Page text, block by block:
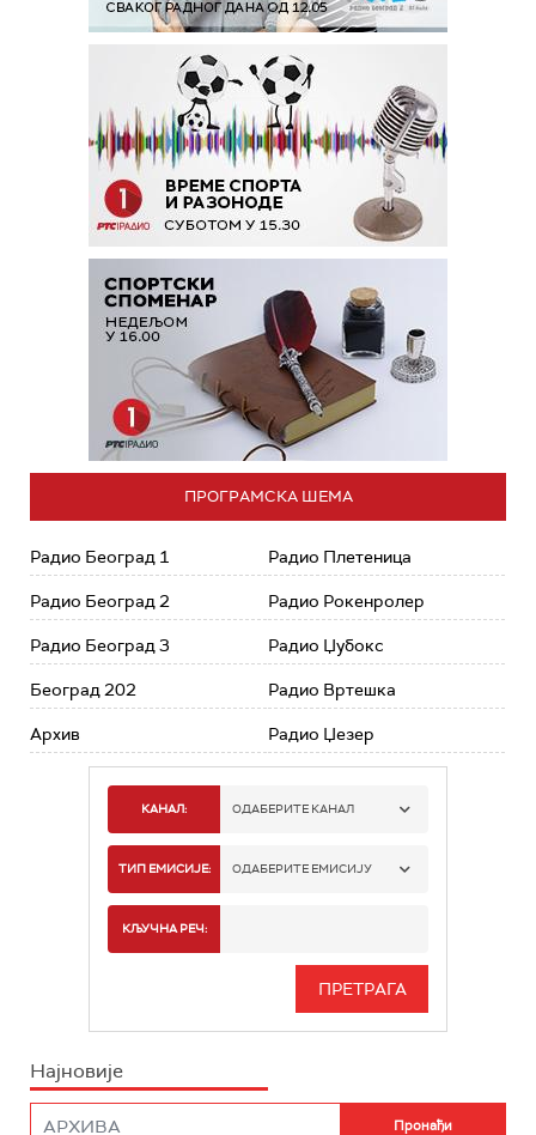
ПРОГРАМСКА ШЕМА
Радио Београд 1
Радио Београд 2
Радио Београд 3
Београд 202
Архив
Радио Плетеница
Радио Рокенролер
Радио Џубокс
Радио Вртешка
Радио Џезер
КАНАЛ: ОДАБЕРИТЕ КАНАЛ
РАДИО БЕОГРАД 1
РАДИО БЕОГРАД 3
РАДИО РОКЕНРОЛЕР
ТИП ЕМИСИЈЕ: ОДАБЕРИТЕ ЕМИСИЈУ
ИНФО
КЉУЧНА РЕЧ:
Најновије